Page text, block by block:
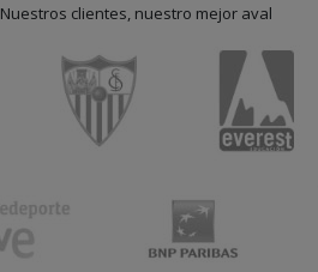
Nuestros clientes, nuestro mejor aval